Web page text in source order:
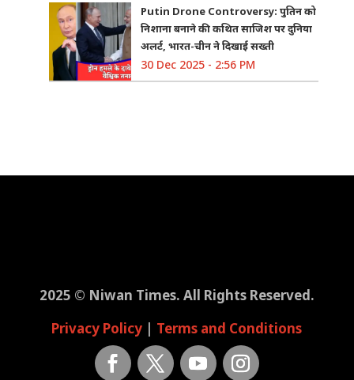
Putin Drone Controversy: पुतिन को
निशाना बनाने की कथित साजिश पर दुनिया
अलर्ट, भारत-चीन ने दिखाई सख्ती
30 Dec 2025 - 2:56 PM
2025 © Niwan Times. All Rights Reserved.
Privacy Policy | Terms and Conditions